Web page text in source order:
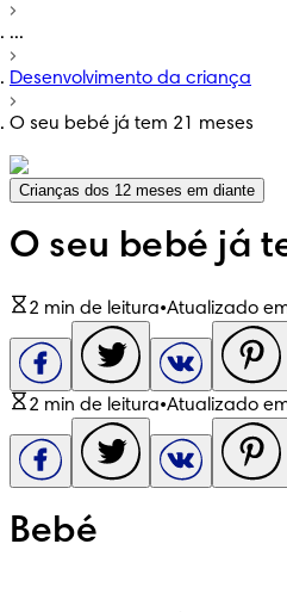
...
Desenvolvimento da criança
O seu bebé já tem 21 meses
Crianças dos 12 meses em diante
O seu bebé já
2 min de leitura•Atualizado
2 min de leitura•Atualizado
Bebé